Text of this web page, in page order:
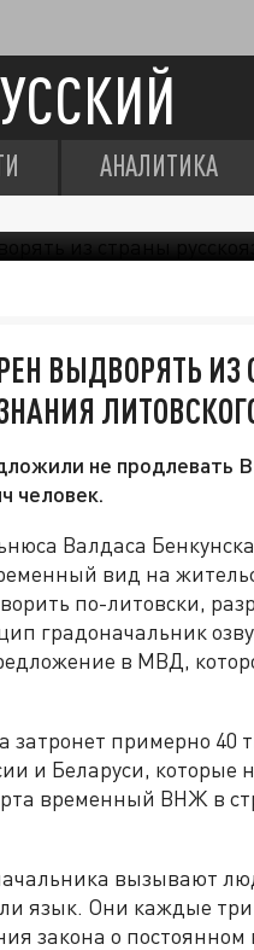
АНАЛИТИКА
ВЫДВОРЯТЬ ИЗ
не продлевать
человек.
Валдаса
вид на
по-литовски,
градоначальник
в МВД,
затронет примерно 40
и Беларуси, которые
временный ВНЖ в
вызывают
язык. Они каждые
закона о